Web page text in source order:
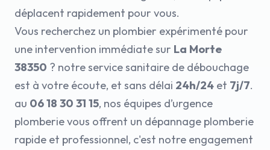
déplacent rapidement pour vous.
Vous recherchez un plombier expérimenté pour
une intervention immédiate sur La Morte
38350 ? notre service sanitaire de débouchage
est à votre écoute, et sans délai 24h/24 et 7j/7.
au 06 18 30 31 15, nos équipes d’urgence
plomberie vous offrent un dépannage plomberie
rapide et professionnel, c'est notre engagement